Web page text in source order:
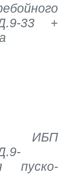
33 +
ИБП
пуско-